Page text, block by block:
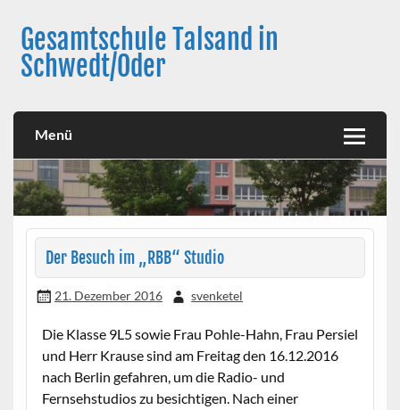
contentGesamtschule Talsand in
Schwedt/Oder
Menü
Der Besuch im „RBB“ Studio
21. Dezember 2016 svenketel
Die Klasse 9L5 sowie Frau Pohle-Hahn, Frau Persiel
und Herr Krause sind am Freitag den 16.12.2016
nach Berlin gefahren, um die Radio- und
Fernsehstudios zu besichtigen. Nach einer